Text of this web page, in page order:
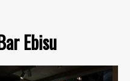
Ebisu